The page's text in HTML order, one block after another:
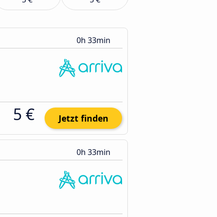
0h 33min
5 € Jetzt finden
0h 33min